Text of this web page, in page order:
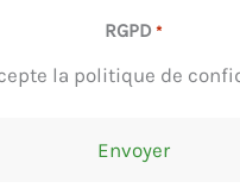
RGPD *
la politique de